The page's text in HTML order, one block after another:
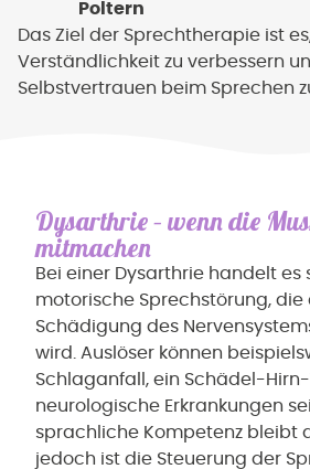
Poltern
Das Ziel der Sprechtherapie ist
Verständlichkeit zu verbessern
Selbstvertrauen beim Sprechen
Dysarthrie – wenn die
mitmachen
Bei einer Dysarthrie handelt es
motorische Sprechstörung, die
Schädigung des
wird. Auslöser können
Schlaganfall, ein Schädel-
neurologische Erkrankungen
sprachliche Kompetenz bleibt
jedoch ist die Steuerung der